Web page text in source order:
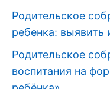
Родительское
ребенка: выявить
Родительское
воспитания на